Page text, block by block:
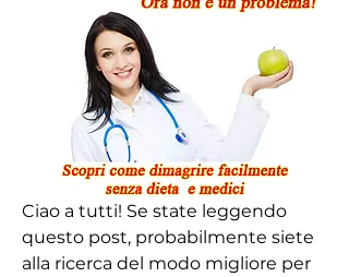
Ciao a tutti! Se state leggendo
questo post, probabilmente siete
alla ricerca del modo migliore per